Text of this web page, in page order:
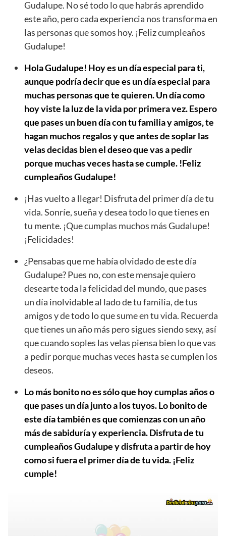
Gudalupe. No sé todo lo que habrás aprendido
este año, pero cada experiencia nos transforma en
las personas que somos hoy. ¡Feliz cumpleaños
Gudalupe!
Hola Gudalupe! Hoy es un día especial para ti,
aunque podría decir que es un día especial para
muchas personas que te quieren. Un día como
hoy viste la luz de la vida por primera vez. Espero
que pases un buen día con tu familia y amigos, te
hagan muchos regalos y que antes de soplar las
velas decidas bien el deseo que vas a pedir
porque muchas veces hasta se cumple. !Feliz
cumpleaños Gudalupe!
¡Has vuelto a llegar! Disfruta del primer día de tu
vida. Sonríe, sueña y desea todo lo que tienes en
tu mente. ¡Que cumplas muchos más Gudalupe!
¡Felicidades!
¿Pensabas que me había olvidado de este día
Gudalupe? Pues no, con este mensaje quiero
desearte toda la felicidad del mundo, que pases
un día inolvidable al lado de tu familia, de tus
amigos y de todo lo que sume en tu vida. Recuerda
que tienes un año más pero sigues siendo sexy, así
que cuando soples las velas piensa bien lo que vas
a pedir porque muchas veces hasta se cumplen los
deseos.
Lo más bonito no es sólo que hoy cumplas años o
que pases un día junto a los tuyos. Lo bonito de
este día también es que comienzas con un año
más de sabiduría y experiencia. Disfruta de tu
cumpleaños Gudalupe y disfruta a partir de hoy
como si fuera el primer día de tu vida. ¡Feliz
cumple!